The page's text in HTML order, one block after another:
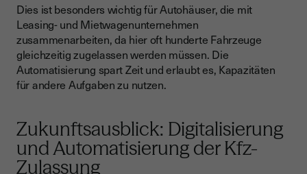
Dies ist besonders wichtig für Autohäuser, die mit
Leasing- und Mietwagenunternehmen
zusammenarbeiten, da hier oft hunderte Fahrzeuge
gleichzeitig zugelassen werden müssen. Die
Automatisierung spart Zeit und erlaubt es, Kapazitäten
für andere Aufgaben zu nutzen.
Zukunftsausblick: Digitalisierung
und Automatisierung der Kfz-
Zulassung